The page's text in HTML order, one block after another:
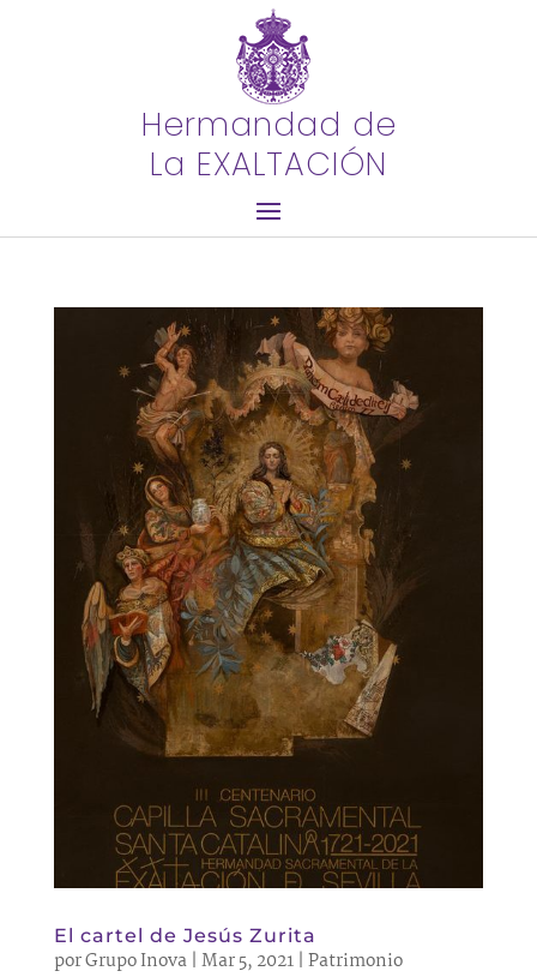
Hermandad de
La EXALTACIÓN
El cartel de Jesús Zurita
porGrupo Inova| Mar 5, 2021| Patrimonio